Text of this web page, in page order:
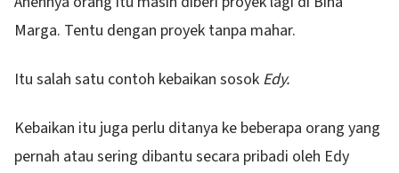
Marga. Tentu dengan proyek tanpa mahar.
Itu salah satu contoh kebaikan sosok Edy.
Kebaikan itu juga perlu ditanya ke beberapa orang yang
pernah atau sering dibantu secara pribadi oleh Edy